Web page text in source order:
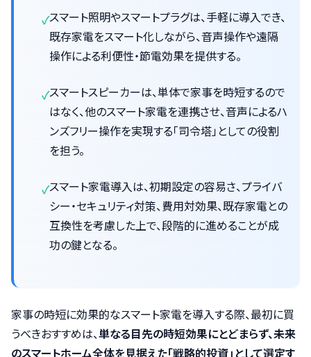
スマート照明やスマートプラグは、手軽に導入でき、
既存家電をスマート化しながら、音声操作や遠隔
操作による利便性・節電効果を提供する。
スマートスピーカーは、単体で家事を時短するので
はなく、他のスマート家電を連携させ、音声によるハ
ンズフリー操作を実現する「司令塔」としての役割
を担う。
スマート家電導入は、初期設定の容易さ、プライバ
シー・セキュリティ対策、費用対効果、既存家電との
互換性を考慮した上で、段階的に進めることが成
功の鍵となる。
家事の時短に効果的なスマート家電を導入する際、最初に買
うべきおすすめは、単なる目先の時短効果にとどまらず、未来
のスマートホーム全体を見据えた「戦略的投資」として選定す